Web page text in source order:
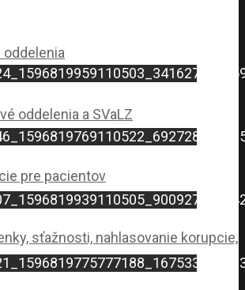
oddelenia
oddelenia a SVaLZ
pre pacientov
sťažnosti, nahlasovanie korupcie,